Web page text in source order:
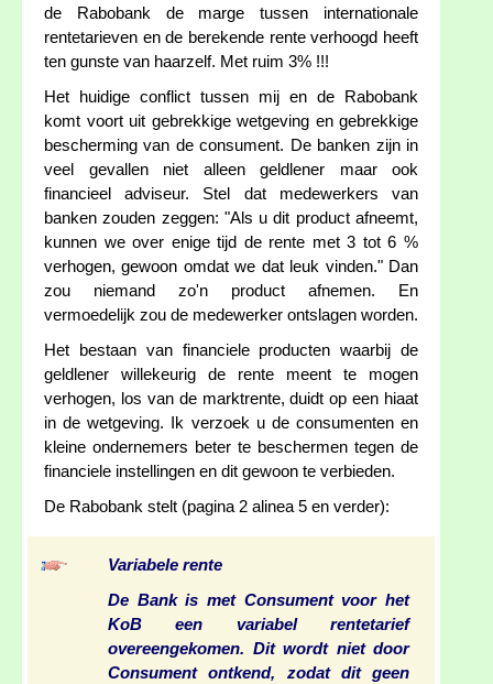
de Rabobank de marge tussen internationale
rentetarieven en de berekende rente verhoogd heeft
ten gunste van haarzelf. Met ruim 3% !!!
Het huidige conflict tussen mij en de Rabobank
komt voort uit gebrekkige wetgeving en gebrekkige
bescherming van de consument. De banken zijn in
veel gevallen niet alleen geldlener maar ook
financieel adviseur. Stel dat medewerkers van
banken zouden zeggen: "Als u dit product afneemt,
kunnen we over enige tijd de rente met 3 tot 6 %
verhogen, gewoon omdat we dat leuk vinden." Dan
zou niemand zo'n product afnemen. En
vermoedelijk zou de medewerker ontslagen worden.
Het bestaan van financiele producten waarbij de
geldlener willekeurig de rente meent te mogen
verhogen, los van de marktrente, duidt op een hiaat
in de wetgeving. Ik verzoek u de consumenten en
kleine ondernemers beter te beschermen tegen de
financiele instellingen en dit gewoon te verbieden.
De Rabobank stelt (pagina 2 alinea 5 en verder):
Variabele rente
De Bank is met Consument voor het
KoB een variabel rentetarief
overeengekomen. Dit wordt niet door
Consument ontkend, zodat dit geen